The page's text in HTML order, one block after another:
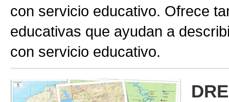
con servicio educativo. Ofrece
educativas que ayudan a
con servicio educativo.